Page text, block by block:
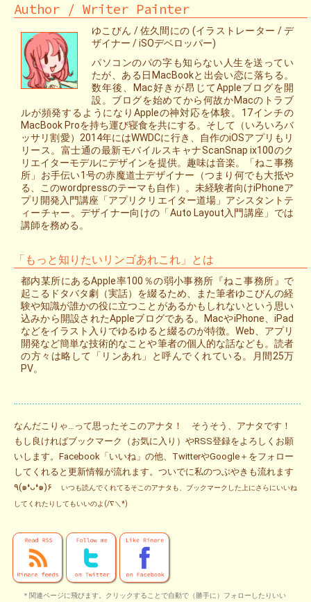
Author / Writer Painter
ゆこびん / 佐久間にの (イラストレーター / デ
ザイナー / iSOデベロッパー)
パソコンのパの字も知らない人生を送ってい
たが、ある日MacBookと出会い恋に落ちる。
数年後、Mac好きが昂じてAppleブログを開
設。ブログを始めてから何故かMacのトラブ
ルが頻発するようになりAppleの神対応を体験。17インチの
MacBook Proを持ち運び寝食を共にする。そして（いろいろバ
ッサリ割愛）2014年にはWWDCに行き、自作のiOSアプリもリ
リース。富士通の最新モバイルスキャナScanSnap ix100のク
リエイターモデルにデザインを提供。趣味は音楽。「ねこ事務
所」お手伝い1号の赤魔道士デザイナー（つまり何でも大抵や
る、このwordpressのテーマも自作）。未経験者向けiPhoneア
プリ開発入門講座「アプリクリエイター道場」アシスタントテ
ィーチャー。デザイナー向けの「Auto Layout入門講座」では
講師を務める。
「もっと知りたいリンゴあれこれ」とは
都内某所にあるApple率100％の弱小事務所『ねこ事務所』で
起こるドタバタ劇（実話）を綴るため、また筆者ゆこびんの経
験や知識が誰かの役に立つことがあるかもしれないという思い
込みから開設されたAppleブログである。MacやiPhone、iPad
などをイラスト入りでゆるゆると綴るのが特徴。Web、アプリ
開発など簡単な技術的なことや筆者の個人的な話なども。読者
の方々は略して「リンあれ」と呼んでくれている。月間25万
PV。
なんだこりゃ…って思ったそこのアナタ！ そうそう、アナタです！
もし良ければブックマーク（お気に入り）やRSS登録をよろしくお願
いします。Facebook「いいね」の他、TwitterやGoogle＋をフォロー
してくれると更新情報が流れます。ついでに私のつぶやきも流れます
٩(๑❛ᴗ❛๑)۶
いつも読んでくれてるそこのアナタも、ブックマークした上にさらにいいね
してくれたりしてもいいのよ(/∇＼*)
＊関連ページに飛びます。クリックすることで自動で（勝手に）フォローしたりいい